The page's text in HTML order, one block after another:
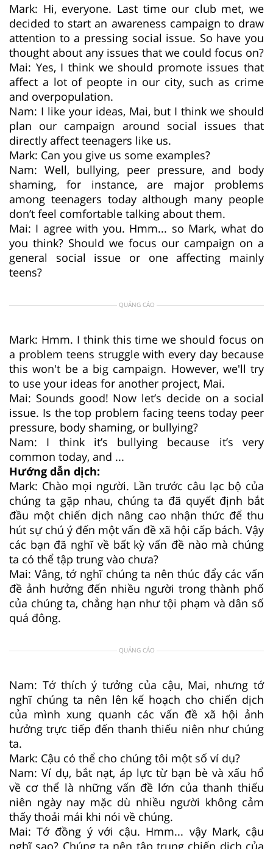
Mark: Hi, everyone. Last time our club met, we
decided to start an awareness campaign to draw
attention to a pressing social issue. So have you
thought about any issues that we could focus on?
Mai: Yes, I think we should promote issues that
affect a lot of peopte in our city, such as crime
and overpopulation.
Nam: I like your ideas, Mai, but I think we should
plan our campaign around social issues that
directly affect teenagers like us.
Mark: Can you give us some examples?
Nam: Well, bullying, peer pressure, and body
shaming, for instance, are major problems
among teenagers today although many people
don’t feel comfortable talking about them.
Mai: I agree with you. Hmm... so Mark, what do
you think? Should we focus our campaign on a
general social issue or one affecting mainly
teens?
QUẢNG CÁO
Mark: Hmm. I think this time we should focus on
a problem teens struggle with every day because
this won't be a big campaign. However, we'll try
to use your ideas for another project, Mai.
Mai: Sounds good! Now let’s decide on a social
issue. Is the top problem facing teens today peer
pressure, body shaming, or bullying?
Nam: I think it’s bullying because it’s very
common today, and ...
Hướng dẫn dịch:
Mark: Chào mọi người. Lần trước câu lạc bộ của
chúng ta gặp nhau, chúng ta đã quyết định bắt
đầu một chiến dịch nâng cao nhận thức để thu
hút sự chú ý đến một vấn đề xã hội cấp bách. Vậy
các bạn đã nghĩ về bất kỳ vấn đề nào mà chúng
ta có thể tập trung vào chưa?
Mai: Vâng, tớ nghĩ chúng ta nên thúc đẩy các vấn
đề ảnh hưởng đến nhiều người trong thành phố
của chúng ta, chẳng hạn như tội phạm và dân số
quá đông.
QUẢNG CÁO
Nam: Tớ thích ý tưởng của cậu, Mai, nhưng tớ
nghĩ chúng ta nên lên kế hoạch cho chiến dịch
của mình xung quanh các vấn đề xã hội ảnh
hưởng trực tiếp đến thanh thiếu niên như chúng
ta.
Mark: Cậu có thể cho chúng tôi một số ví dụ?
Nam: Ví dụ, bắt nạt, áp lực từ bạn bè và xấu hổ
về cơ thể là những vấn đề lớn của thanh thiếu
niên ngày nay mặc dù nhiều người không cảm
thấy thoải mái khi nói về chúng.
Mai: Tớ đồng ý với cậu. Hmm... vậy Mark, cậu
nghĩ sao? Chúng ta nên tập trung chiến dịch của